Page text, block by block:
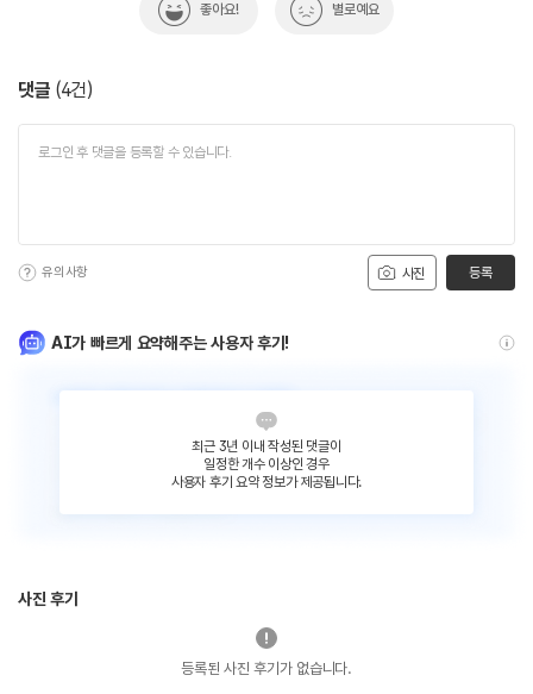
좋아요! 별로예요
댓글 (4건)
사진
유의사항 등록
AI가 빠르게 요약해주는 사용자 후기!
최근 3년 이내 작성된 댓글이
일정한 개수 이상인 경우
사용자 후기 요약 정보가 제공됩니다.
사진 후기
등록된 사진 후기가 없습니다.